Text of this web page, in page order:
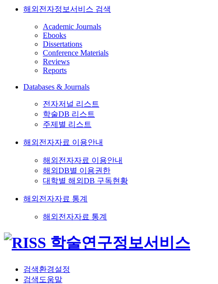
해외전자정보서비스 검색
Academic Journals
Ebooks
Dissertations
Conference Materials
Reviews
Reports
Databases & Journals
전자저널 리스트
학술DB 리스트
주제별 리스트
해외전자자료 이용안내
해외전자자료 이용안내
해외DB별 이용권한
대학별 해외DB 구독현황
해외전자자료 통계
해외전자자료 통계
검색환경설정
검색도움말